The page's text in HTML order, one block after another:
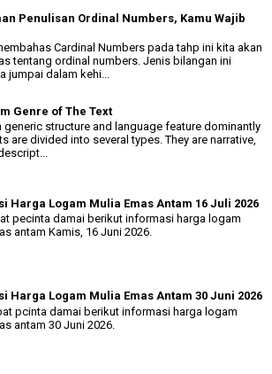
Penulisan Ordinal Numbers, Kamu Wajib
Cardinal Numbers pada tahp ini kita akan
tentang ordinal numbers. Jenis bilangan ini
jumpai dalam kehi...
Genre of The Text
generic structure and language feature dominantly
are divided into several types. They are narrative,
Harga Logam Mulia Emas Antam 16 Juli 2026
pecinta damai berikut informasi harga logam
antam Kamis, 16 Juni 2026.
Harga Logam Mulia Emas Antam 30 Juni 2026
pcinta damai berikut informasi harga logam
antam 30 Juni 2026.